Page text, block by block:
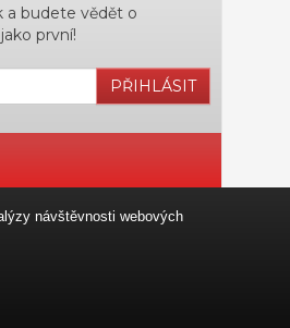
a budete vědět o
první!
PŘIHLÁSIT
návštěvnosti webových